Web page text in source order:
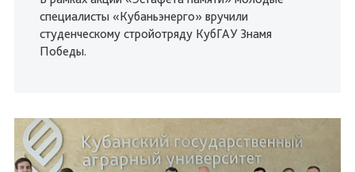
специалисты «Кубаньэнерго» вручили
студенческому стройотряду КубГАУ Знамя
Победы.